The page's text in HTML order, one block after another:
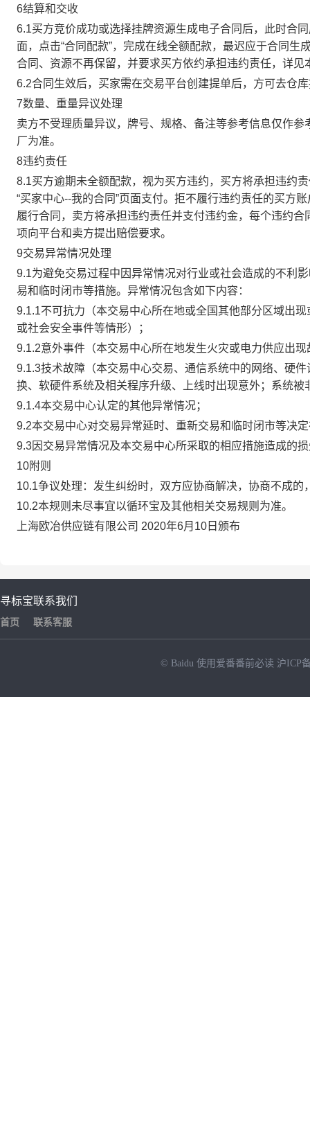
6结算和交收
6.1买方竞价成功或选择挂牌资源生成电子合同后，此时合
面，点击“合同配款”，完成在线全额配款，最迟应于合同
合同、资源不再保留，并要求买方依约承担违约责任，详见
6.2合同生效后，买家需在交易平台创建提单后，方可去仓
7数量、重量异议处理
卖方不受理质量异议，牌号、规格、备注等参考信息仅作
厂为准。
8违约责任
8.1买方逾期未全额配款，视为买方违约，买方将承担违约
“买家中心--我的合同”页面支付。拒不履行违约责任的买方
履行合同，卖方将承担违约责任并支付违约金，每个违约
项向平台和卖方提出赔偿要求。
9交易异常情况处理
9.1为避免交易过程中因异常情况对行业或社会造成的不利
易和临时闭市等措施。异常情况包含如下内容：
9.1.1不可抗力（本交易中心所在地或全国其他部分区域出
或社会安全事件等情形）；
9.1.2意外事件（本交易中心所在地发生火灾或电力供应出
9.1.3技术故障（本交易中心交易、通信系统中的网络、硬
换、软硬件系统及相关程序升级、上线时出现意外；系统
9.1.4本交易中心认定的其他异常情况；
9.2本交易中心对交易异常延时、重新交易和临时闭市等决
9.3因交易异常情况及本交易中心所采取的相应措施造成的
10附则
10.1争议处理：发生纠纷时，双方应协商解决，协商不成
10.2本规则未尽事宜以循环宝及其他相关交易规则为准。
上海欧冶供应链有限公司 2020年6月10日颁布
寻标宝
首页
联系我们
联系客服
© Baidu 使用爱番番前必读 沪ICP